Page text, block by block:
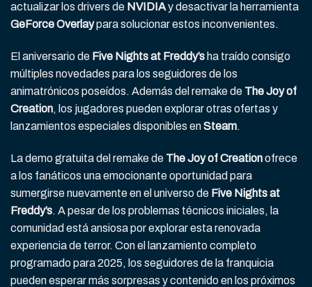
actualizar los drivers de NVIDIAy desactivar la herramienta
GeForce Overlaypara solucionar estos inconvenientes.
El aniversario de Five Nights at Freddy’s ha traído consigo
múltiples novedades para los seguidores de los
animatrónicos poseídos. Además del remake de The Joy of
Creation, los jugadores pueden explorar otras ofertas y
lanzamientos especiales disponibles enSteam.
La demo gratuita del remake de The Joy of Creationofrece
a los fanáticos una emocionante oportunidad para
sumergirse nuevamente en el universo de Five Nights at
Freddy’s. A pesar de los problemas técnicos iniciales, la
comunidad está ansiosa por explorar esta renovada
experiencia de terror. Con el lanzamiento completo
programado para 2025, los seguidores de la franquicia
pueden esperar más sorpresas y contenido en los próximos